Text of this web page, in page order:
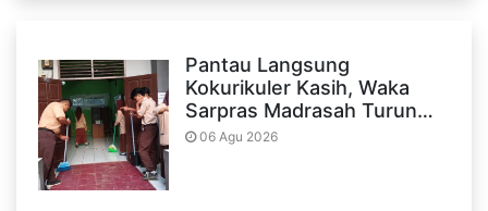
Pantau Langsung
Kokurikuler Kasih, Waka
Sarpras Madrasah Turun…
06 Agu 2026